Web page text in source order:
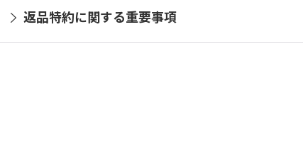
返品特約に関する重要事項